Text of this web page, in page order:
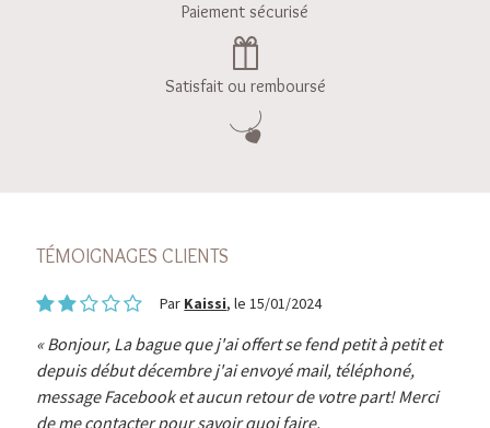
Paiement sécurisé
Satisfait ou remboursé
TÉMOIGNAGES CLIENTS
Par Kaissi, le 15/01/2024
Bonjour, La bague que j'ai offert se fend petit à petit et
depuis début décembre j'ai envoyé mail, téléphoné,
message Facebook et aucun retour de votre part! Merci
de me contacter pour savoir quoi faire.